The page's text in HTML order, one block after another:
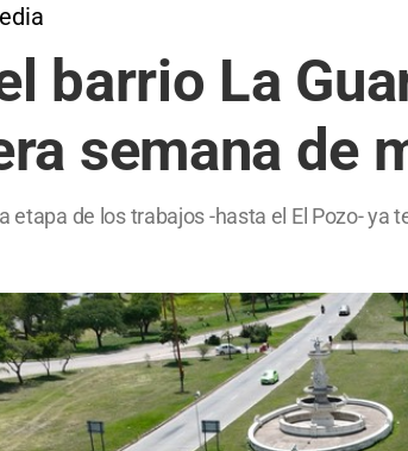
barrio La
semana de
etapa de los trabajos -hasta el El Pozo-